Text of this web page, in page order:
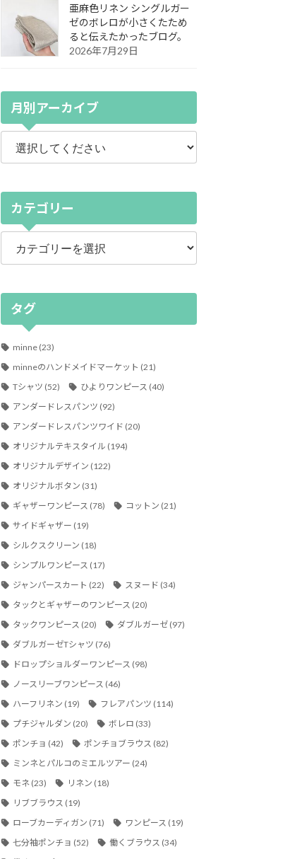
亜麻色リネン シングルガー
ゼのボレロが小さくたため
ると伝えたかったブログ。
2026年7月29日
月別アーカイブ
カテゴリー
カ
ゴ
タグ
minne(23)
minneのハンドメイドマーケット (21)
Tシャツ (52) ひよりワンピース (40)
アンダードレスパンツ (92)
アンダードレスパンツワイド (20)
オリジナルテキスタイル (194)
オリジナルデザイン (122)
オリジナルボタン (31)
ギャザーワンピース (78) コットン (21)
サイドギャザー (19)
シルクスクリーン (18)
シンプルワンピース (17)
ジャンパースカート (22) スヌード (34)
タックとギャザーのワンピース (20)
タックワンピース (20) ダブルガーゼ (97)
ダブルガーゼTシャツ (76)
ドロップショルダーワンピース (98)
ノースリーブワンピース (46)
ハーフリネン (19) フレアパンツ (114)
プチジャルダン (20) ボレロ (33)
ポンチョ (42) ポンチョブラウス (82)
ミンネとパルコのミエルツアー (24)
モネ(23) リネン (18)
リブブラウス (19)
ローブカーディガン (71) ワンピース (19)
七分袖ポンチョ (52) 働くブラウス (34)